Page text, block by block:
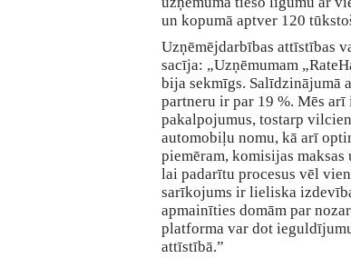
un kopumā aptver 120
Uzņēmējdarbības attīstības
sacīja: „Uzņēmumam
bija sekmīgs. Salīdzinājumā
partneru ir par 19 %. Mēs
pakalpojumus, tostarp
automobiļu nomu, kā arī
piemēram, komisijas maksas
lai padarītu procesus vēl
sarīkojums ir lieliska
apmainīties domām par
platforma var dot
attīstībā.”